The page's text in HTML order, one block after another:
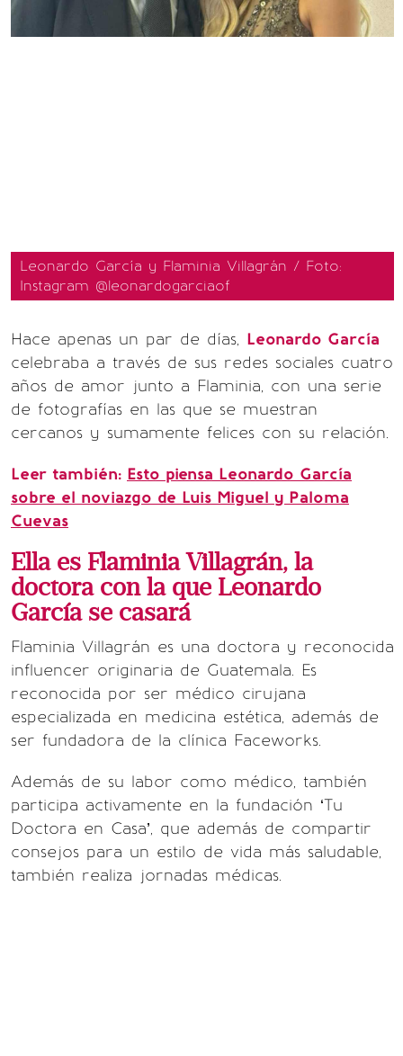
Leonardo García y Flaminia Villagrán / Foto:
Instagram @leonardogarciaof
Hace apenas un par de días, Leonardo García
celebraba a través de sus redes sociales cuatro
años de amor junto a Flaminia, con una serie
de fotografías en las que se muestran
cercanos y sumamente felices con su relación.
Leer también: Esto piensa Leonardo García
sobre el noviazgo de Luis Miguel y Paloma
Cuevas
Ella es Flaminia Villagrán, la
doctora con la que Leonardo
García se casará
Flaminia Villagrán es una doctora y reconocida
influencer originaria de Guatemala. Es
reconocida por ser médico cirujana
especializada en medicina estética, además de
ser fundadora de la clínica Faceworks.
Además de su labor como médico, también
participa activamente en la fundación ‘Tu
Doctora en Casa’, que además de compartir
consejos para un estilo de vida más saludable,
también realiza jornadas médicas.